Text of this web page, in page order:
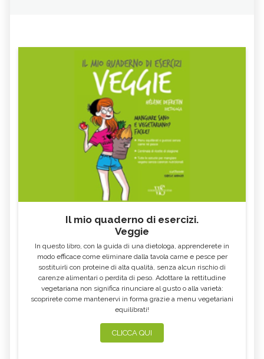
Il mio quaderno di esercizi.
Veggie
In questo libro, con la guida di una dietologa, apprenderete in
modo efficace come eliminare dalla tavola carne e pesce per
sostituirli con proteine di alta qualità, senza alcun rischio di
carenze alimentari o perdita di peso. Adottare la rettitudine
vegetariana non significa rinunciare al gusto o alla varietà:
scoprirete come mantenervi in forma grazie a menu vegetariani
equilibrati!
CLICCA QUI